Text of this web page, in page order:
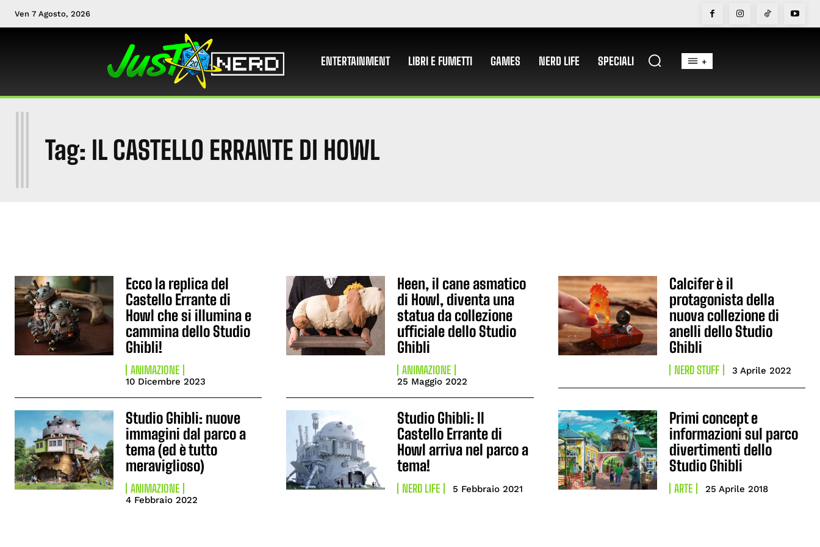
Ven 7 Agosto, 2026
ENTERTAINMENT LIBRI E FUMETTI GAMES NERD LIFE SPECIALI +
Tag: IL CASTELLO ERRANTE DI HOWL
I
Ecco la replica del
Castello Errante di
Howl che si illumina e
cammina dello Studio
Ghibli!
ANIMAZIONE
10 Dicembre 2023
Heen, il cane asmatico
di Howl, diventa una
statua da collezione
ufficiale dello Studio
Ghibli
ANIMAZIONE
25 Maggio 2022
Calcifer è il
protagonista della
nuova collezione di
anelli dello Studio
Ghibli
NERD STUFF 3 Aprile 2022
Studio Ghibli: nuove
immagini dal parco a
tema (ed è tutto
meraviglioso)
ANIMAZIONE
4 Febbraio 2022
Studio Ghibli: Il
Castello Errante di
Howl arriva nel parco a
tema!
NERD LIFE 5 Febbraio 2021
Primi concept e
informazioni sul parco
divertimenti dello
Studio Ghibli
ARTE 25 Aprile 2018